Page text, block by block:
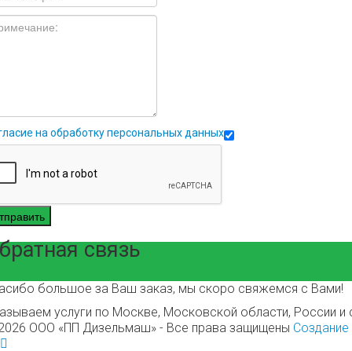
на обработку персональных данных
связь
большое за Ваш заказ, мы скоро свяжемся с Вами!
услуги по Москве, Московской области, России и
ООО «ПП Дизельмаш» - Все права защищены Создание